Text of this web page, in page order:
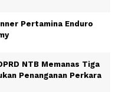
Pertamina Enduro
NTB Memanas Tiga
Penanganan Perkara